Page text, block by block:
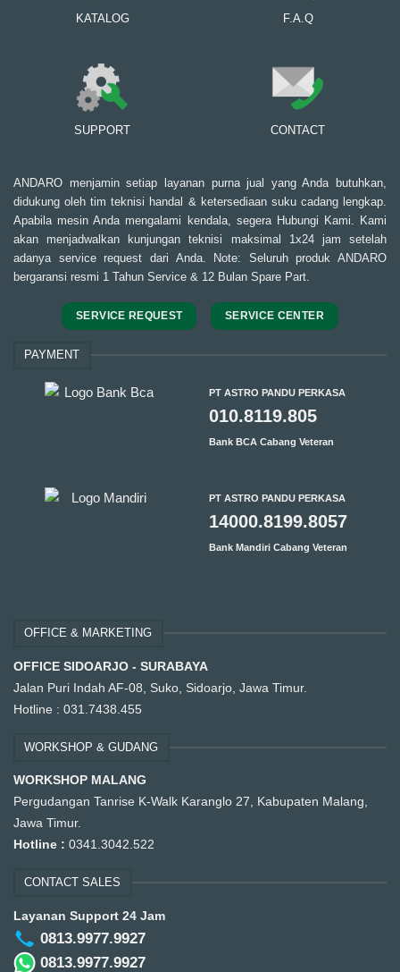
KATALOG F.A.Q
SUPPORT CONTACT
ANDARO menjamin setiap layanan purna jual yang Anda butuhkan,
didukung oleh tim teknisi handal & ketersediaan suku cadang lengkap.
Apabila mesin Anda mengalami kendala, segera Hubungi Kami. Kami
akan menjadwalkan kunjungan teknisi maksimal 1x24 jam setelah
adanya service request dari Anda. Note: Seluruh produk ANDARO
bergaransi resmi 1 Tahun Service & 12 Bulan Spare Part.
SERVICE REQUEST SERVICE CENTER
PAYMENT
PT ASTRO PANDU PERKASA
010.8119.805
Bank BCA Cabang Veteran
PT ASTRO PANDU PERKASA
14000.8199.8057
Bank Mandiri Cabang Veteran
OFFICE & MARKETING
OFFICE SIDOARJO - SURABAYA
Jalan Puri Indah AF-08, Suko, Sidoarjo, Jawa Timur.
Hotline : 031.7438.455
WORKSHOP & GUDANG
WORKSHOP MALANG
Pergudangan Tanrise K-Walk Karanglo 27, Kabupaten Malang,
Jawa Timur.
Hotline : 0341.3042.522
CONTACT SALES
Layanan Support 24 Jam
0813.9977.9927
0813.9977.9927